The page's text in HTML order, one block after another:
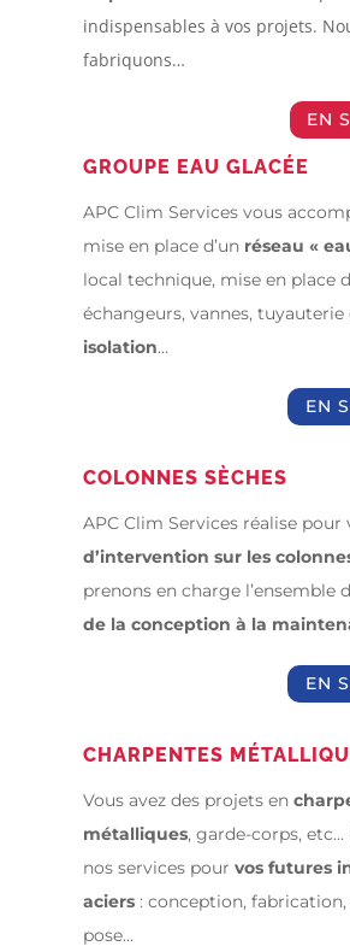
indispensables à vos projets.
fabriquons…
EN
GROUPE EAU GLACÉE
APC Clim Services vous
mise en place d’un réseau «
local technique, mise en place
échangeurs, vannes, tuyauterie
isolation…
EN
COLONNES SÈCHES
APC Clim Services réalise pour
d’intervention sur les
prenons en charge l’ensemble
de la conception à la
EN
CHARPENTES
Vous avez des projets en
métalliques, garde-corps, etc…
nos services pour vos futures
aciers: conception, fabrication,
pose…